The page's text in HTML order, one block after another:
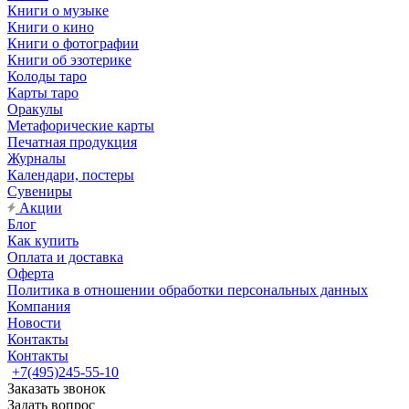
Книги о музыке
Книги о кино
Книги о фотографии
Книги об эзотерике
Колоды таро
Карты таро
Оракулы
Метафорические карты
Печатная продукция
Журналы
Календари, постеры
Сувениры
Акции
Блог
Как купить
Оплата и доставка
Оферта
Политика в отношении обработки персональных данных
Компания
Новости
Контакты
Контакты
+7(495)245-55-10
Заказать звонок
Задать вопрос